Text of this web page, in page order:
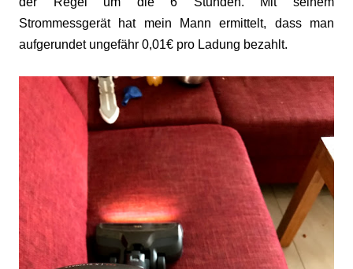
Strommessgerät hat mein Mann ermittelt, dass man
aufgerundet ungefähr 0,01€ pro Ladung bezahlt.